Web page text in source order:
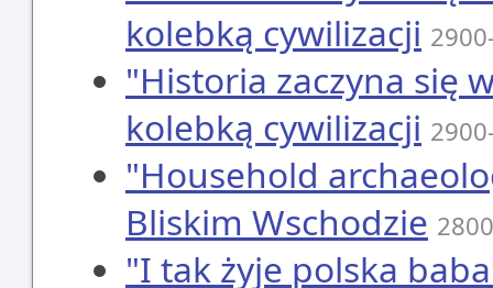
kolebką cywilizacji
"Historia zaczyna się
kolebką cywilizacji
"Household
Bliskim Wschodzie
"I tak żyje polska